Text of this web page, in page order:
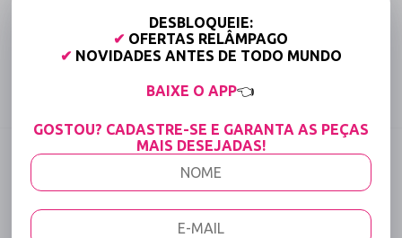
Tabela de medidas
Compartilhe:
DESCRIÇÃO COMPLETA
Código identificador (SKU): 566
Conjunto com Transparência em Tule - Enxuta
DESBLOQUEIE:
✔ OFERTAS RELÂMPAGO
✔ NOVIDADES ANTES DE TODO MUNDO
BAIXE O APP👈
GOSTOU? CADASTRE-SE E GARANTA AS PEÇAS
MAIS DESEJADAS!